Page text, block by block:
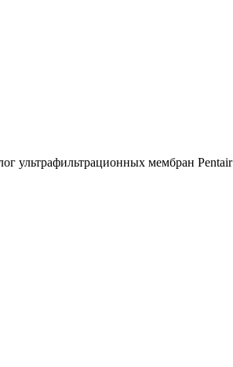
ультрафильтрационных мембран Pentair